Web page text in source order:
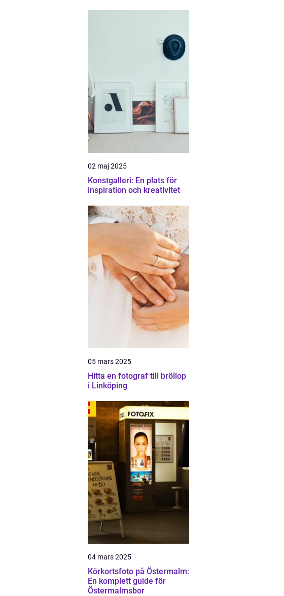
02 maj 2025
Konstgalleri: En plats för
inspiration och kreativitet
05 mars 2025
Hitta en fotograf till bröllop
i Linköping
04 mars 2025
Körkortsfoto på Östermalm:
En komplett guide för
Östermalmsbor